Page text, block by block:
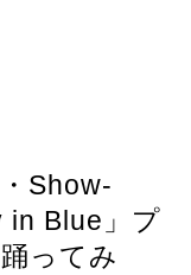
Show-
in Blue」プ
ってみ